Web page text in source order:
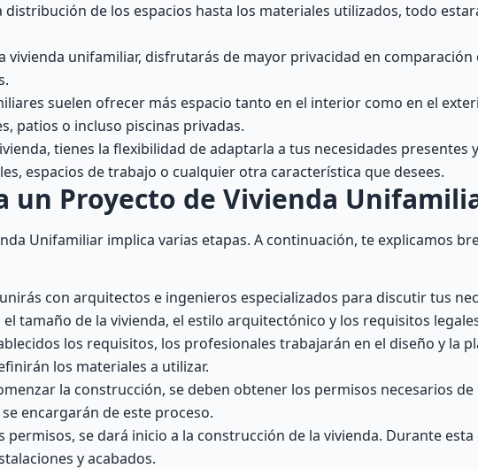
distribución de los espacios hasta los materiales utilizados, todo
vivienda unifamiliar, disfrutarás de mayor privacidad en comparación
suelen ofrecer más espacio tanto en el interior como en el
patios o incluso piscinas privadas.
tienes la flexibilidad de adaptarla a tus necesidades presentes
espacios de trabajo o cualquier otra característica que desees.
un Proyecto de Vivienda
Unifamiliar implica varias etapas. A continuación, te explicamos
con arquitectos e ingenieros especializados para discutir tus
tamaño de la vivienda, el estilo arquitectónico y los requisitos
los requisitos, los profesionales trabajarán en el diseño y la
los materiales a utilizar.
la construcción, se deben obtener los permisos necesarios
encargarán de este proceso.
permisos, se dará inicio a la construcción de la vivienda. Durante esta
y acabados.